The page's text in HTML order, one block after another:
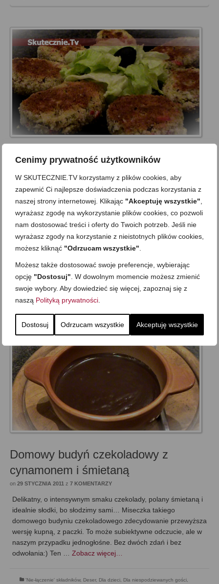
Cenimy prywatność użytkowników
W SKUTECZNIE.TV korzystamy z plików cookies, aby
zapewnić Ci najlepsze doświadczenia podczas korzystania z
naszej strony internetowej. Klikając "Akceptuję wszystkie"
wyrażasz zgodę na wykorzystanie plików cookies, co pozwoli
nam dostosować treści i oferty do Twoich potrzeb. Jeśli nie
wyrażasz zgody na korzystanie z nieistotnych plików cookies,
możesz kliknąć "Odrzucam wszystkie"
Możesz także dostosować swoje preferencje, wybierając
opcję "Dostosuj" . W dowolnym momencie możesz zmienić
swoje wybory. Aby dowiedzieć się więcej, zapoznaj się z
naszą Polityką prywatności
Dostosuj Odrzucam wszystkie Akceptuję wszystkie
Kotleciki jajeczne z surimi
Delikatne i kruche o zdecydowanym smaku i przepięknie
zrumienione… Tak przygotowane kotleciki smakują na ciepło,
jak i na zimno. Podane prosto z patelni staną się smacznym i
lub pieczonymi ziemniaczkami smakują naprawdę …
więcej…
Dla dzieci,Dla niespodziewanych gości, Do pracy ,Kolacja ,Mega proste,
Obiad Przekąska,Przystawki i dodatki,Składnik: jajka i nabiał,Sylwester i inne
imprezowe ,Wielkanoc
Domowy budyń czekoladowy z
cynamonem i śmietaną
on 29 STYCZNIA 2011 z 7 KOMENTARZY
Delikatny, o intensywnym smaku czekolady, polany śmietaną i
idealnie słodki, bo słodzimy sami… Miseczka takiego
domowego budyniu czekoladowego zdecydowanie przewyższa
wersję kupną, z paczki. To może subiektywne odczucie, ale w
naszym przypadku jednogłośne. Bez dwóch zdań i bez
odwołania:) Ten … Zobacz więcej…
'Nie-łączenie' składników, Deser, Dla dzieci Dla niespodziewanych gości